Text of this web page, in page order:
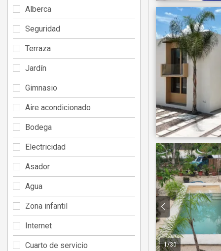
1/30
Alberca
Seguridad
Terraza
Jardín
Gimnasio
Aire acondicionado
Bodega
Electricidad
Asador
Agua
Zona infantil
Internet
Cuarto de servicio